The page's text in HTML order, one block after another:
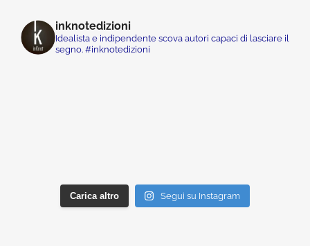
inknotedizioni
Idealista e indipendente scova autori capaci di lasciare il
segno. #inknotedizioni
Carica altro Segui su Instagram